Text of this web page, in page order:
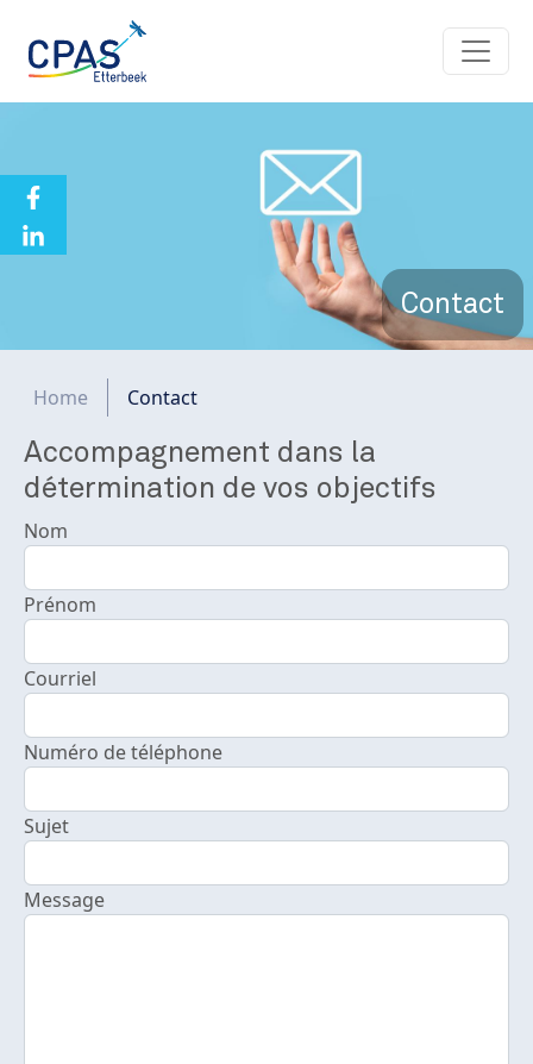
Contact
Fil d'Ariane
Home Contact
Accompagnement dans la
détermination de vos objectifs
Nom
Prénom
Courriel
Numéro de téléphone
Sujet
Message